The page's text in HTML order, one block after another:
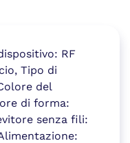
RF
Tipo di
del
di forma:
senza fili: